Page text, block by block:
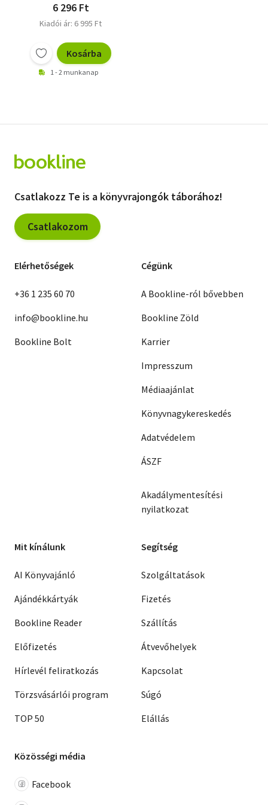
6 296 Ft
Kiadói ár: 6 995 Ft
Kosárba
1 - 2 munkanap
Csatlakozz Te is a könyvrajongók táborához!
Csatlakozom
Elérhetőségek
+36 1 235 60 70
info@bookline.hu
Bookline Bolt
Cégünk
A Bookline-ról bővebben
Bookline Zöld
Karrier
Impresszum
Médiaajánlat
Könyvnagykereskedés
Adatvédelem
ÁSZF
Akadálymentesítési
nyilatkozat
Mit kínálunk
AI Könyvajánló
Ajándékkártyák
Bookline Reader
Előfizetés
Hírlevél feliratkozás
Törzsvásárlói program
TOP 50
Segítség
Szolgáltatások
Fizetés
Szállítás
Átvevőhelyek
Kapcsolat
Súgó
Elállás
Közösségi média
Facebook